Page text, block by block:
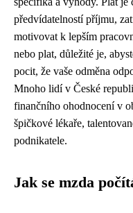
předvídatelností příjmu,
motivovat k lepším
nebo plat, důležité je,
pocit, že vaše odměna
Mnoho lidí v České
finančního ohodnocení v
špičkové lékaře,
podnikatele.
Jak se mzda